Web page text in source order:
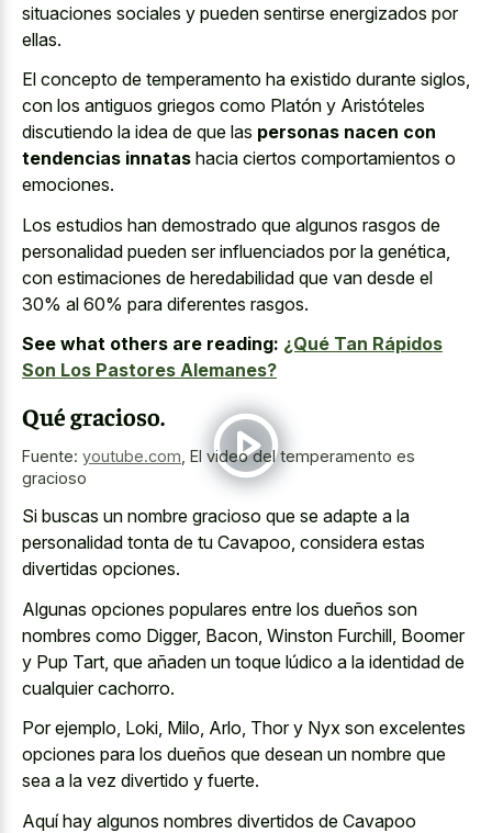
situaciones sociales y pueden sentirse energizados por
ellas.
El concepto de temperamento ha existido durante siglos,
con los antiguos griegos como Platón y Aristóteles
discutiendo la idea de que las personas nacen con
tendencias innatas hacia ciertos comportamientos o
emociones.
Los estudios han demostrado que algunos rasgos de
personalidad pueden ser influenciados por la genética,
con estimaciones de heredabilidad que van desde el
30% al 60% para diferentes rasgos.
See what others are reading: ¿Qué Tan Rápidos
Son Los Pastores Alemanes?
Qué gracioso.
Fuente: youtube.com El video del temperamento es
gracioso
Si buscas un nombre gracioso que se adapte a la
personalidad tonta de tu Cavapoo, considera estas
divertidas opciones.
Algunas opciones populares entre los dueños son
nombres como Digger, Bacon, Winston Furchill, Boomer
y Pup Tart, que añaden un toque lúdico a la identidad de
cualquier cachorro.
Por ejemplo, Loki, Milo, Arlo, Thor y Nyx son excelentes
opciones para los dueños que desean un nombre que
sea a la vez divertido y fuerte.
Aquí hay algunos nombres divertidos de Cavapoo